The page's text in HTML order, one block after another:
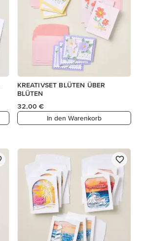
KREATIVSET BLÜTEN ÜBER
BLÜTEN
32,00 €
In den Warenkorb